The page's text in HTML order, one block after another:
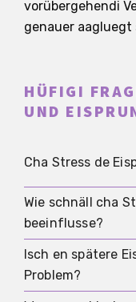
vorübergehendi
genauer
HÜFIGI
UND
Cha Stress de
Ja. Vor allem
dezue füehre,
oder i eme
Wie schnäll cha
beeinflusse?
Das isch
gsehnd scho i
Isch en spätere
Problem?